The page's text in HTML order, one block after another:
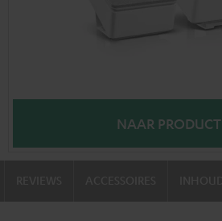
NAAR PRODUCT